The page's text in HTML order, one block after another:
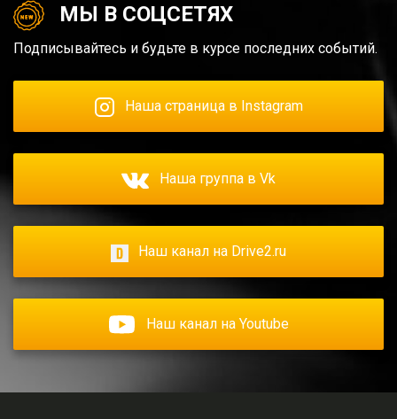
МЫ В СОЦСЕТЯХ
Подписывайтесь и будьте в курсе последних событий.
Наша страница в Instagram
Наша группа в Vk
Наш канал на Drive2.ru
Наш канал на Youtube